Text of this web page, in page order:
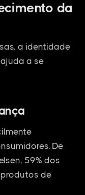
da
a identidade
a se
De
59% dos
de